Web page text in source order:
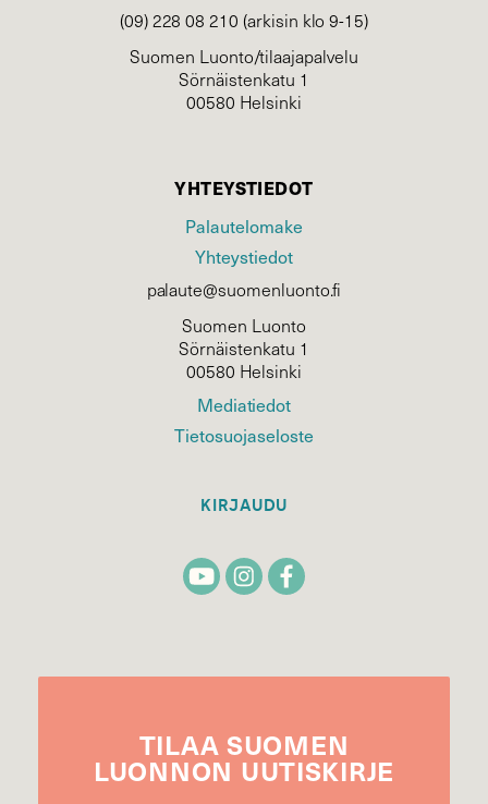
(09) 228 08 210 (arkisin klo 9-15)
Suomen Luonto/tilaajapalvelu
Sörnäistenkatu 1
00580 Helsinki
YHTEYSTIEDOT
Palautelomake
Yhteystiedot
palaute@suomenluonto.fi
Suomen Luonto
Sörnäistenkatu 1
00580 Helsinki
Mediatiedot
Tietosuojaseloste
KIRJAUDU
TILAA SUOMEN
LUONNON UUTIS­KIRJE